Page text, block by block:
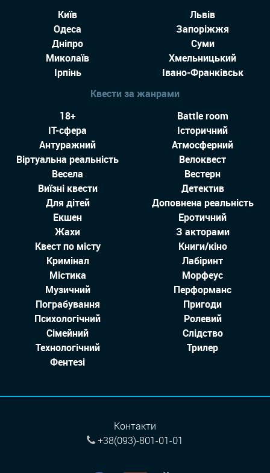
Київ
Львів
Одеса
Запоріжжя
Дніпро
Суми
Миколаїв
Хмельницький
Ірпінь
Івано-Франківськ
Квести за жанрами
18+
Battle room
IT-сфера
Історичний
Антуражний
Атмосферний
Віртуальна реальність
Велоквест
Весела
Вестерн
Виїзні квести
Детектив
Для дітей
Доповнена реальність
Екшен
Еротичний
Жахи
З акторами
Квест по місту
Книги/кіно
Кримінал
Лабіринт
Містика
Морфеус
Музичний
Перформанс
Пограбування
Пригоди
Психологічний
Ролевий
Сімейний
Слідство
Технологiчний
Трилер
Фентезі
Контакти
+38(093)-801-01-01